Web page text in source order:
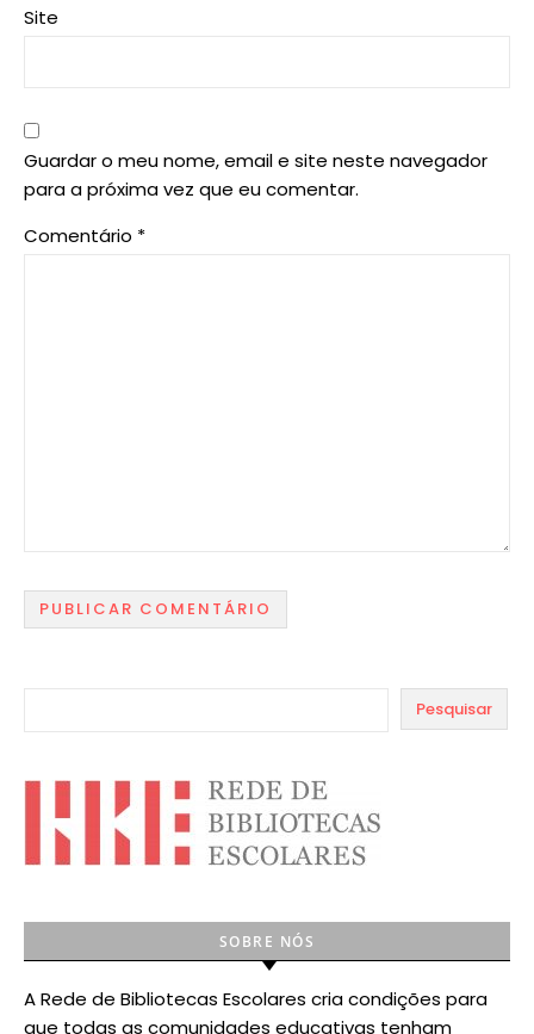
Site
Guardar o meu nome, email e site neste navegador
para a próxima vez que eu comentar.
Comentário *
Pesquisar
SOBRE NÓS
A Rede de Bibliotecas Escolares cria condições para
que todas as comunidades educativas tenham